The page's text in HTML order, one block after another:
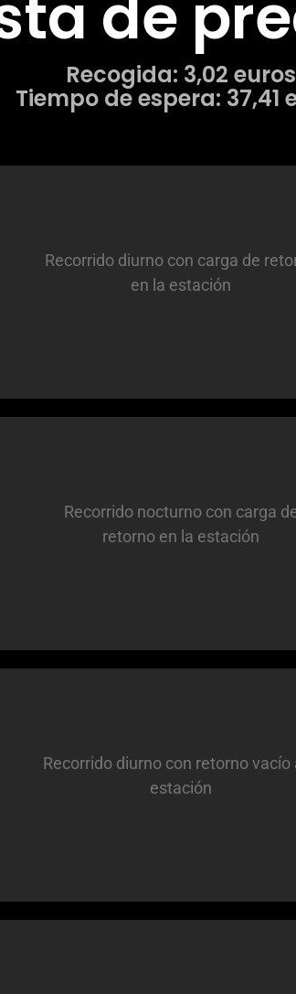
de
Recogida: 3,02 euros
Tiempo de espera: 37,41
Recorrido diurno con carga de
en la estación
Recorrido nocturno con carga
retorno en la estación
Recorrido diurno con retorno vacío
estación